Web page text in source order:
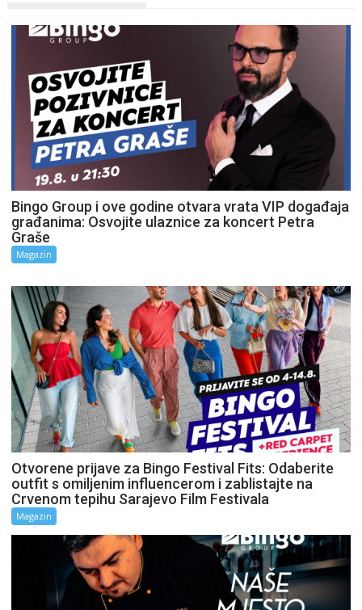
Bingo Group i ove godine otvara vrata VIP događaja
građanima: Osvojite ulaznice za koncert Petra
Graše
Magazin
Otvorene prijave za Bingo Festival Fits: Odaberite
outfit s omiljenim influencerom i zablistajte na
Crvenom tepihu Sarajevo Film Festivala
Magazin